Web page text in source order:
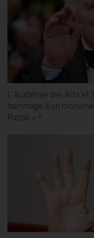
L’Académie des Arts et
hommage à un
Piccoli » !!